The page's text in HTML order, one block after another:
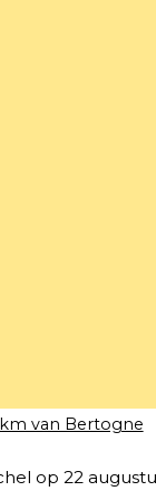
km van Bertogne
op 22